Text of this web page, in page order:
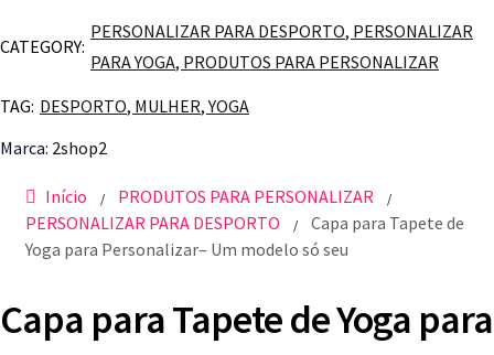
CATEGORY:
PERSONALIZAR PARA DESPORTO, PERSONALIZAR
PARA YOGA, PRODUTOS PARA PERSONALIZAR
TAG: DESPORTO, MULHER,YOGA
Marca: 2shop2
Início / PRODUTOS PARA PERSONALIZAR /
PERSONALIZAR PARA DESPORTO /
Capa para Tapete de
Yoga para Personalizar– Um modelo só seu
Capa para Tapete de Yoga para